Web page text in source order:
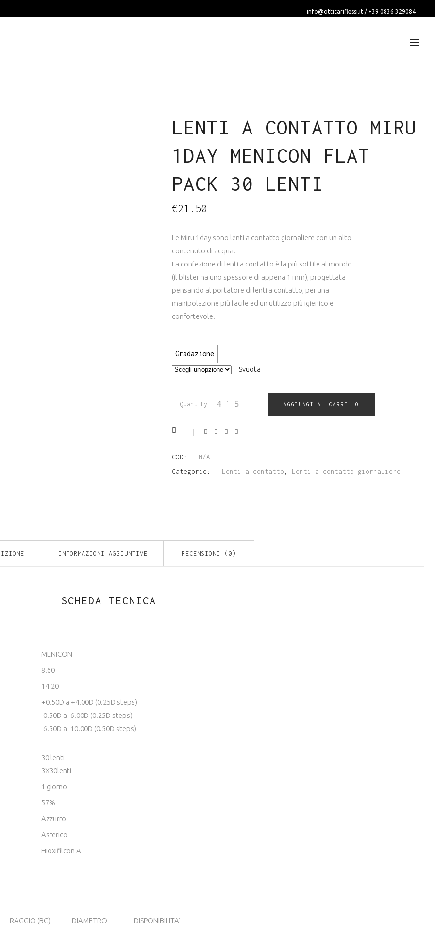
info@otticariflessi.it / +39 0836 329084
LENTI A CONTATTO MIRU
1DAY MENICON FLAT
PACK 30 LENTI
€21.50
Le Miru 1day sono lenti a contatto giornaliere con un alto
contenuto di acqua.
La confezione di lenti a contatto è la più sottile al mondo
(il blister ha uno spessore di appena 1 mm), progettata
pensando al portatore di lenti a contatto, per una
manipolazione più facile ed un utilizzo più igienico e
confortevole.
Gradazione
Svuota
Lenti
Miru
pack
Quantity AGGIUNGI AL CARRELLO
COD:
N/A
Categorie:
Lenti a contatto Lenti a contatto giornaliere
INFORMAZIONI AGGIUNTIVE RECENSIONI (0)
SCHEDA TECNICA
MENICON
8.60
14.20
+0.50D a +4.00D (0.25D steps)
-0.50D a -6.00D (0.25D steps)
-6.50D a -10.00D (0.50D steps)
30 lenti
3X30lenti
1 giorno
57%
Azzurro
Asferico
Hioxifilcon A
RAGGIO (BC) DIAMETRO
DISPONIBILITA’